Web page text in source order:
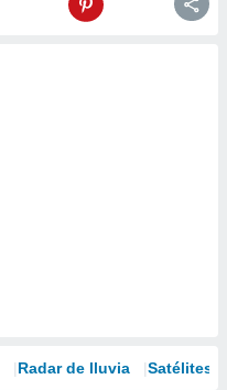
Radar de lluvia Satélites